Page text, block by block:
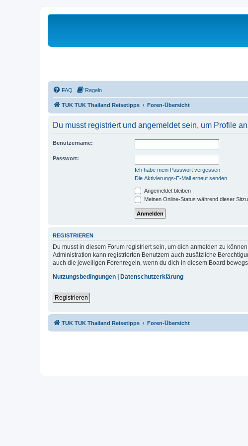
FAQ Regeln
TUK TUK Thailand Reisetipps Foren-Übersicht
Du musst registriert und angemeldet sein, um Profile
Benutzername:
Passwort:
Ich habe mein Passwort vergessen
Die Aktivierungs-E-Mail erneut senden
Angemeldet bleiben
Meinen Online-Status während dieser
REGISTRIEREN
Du musst in diesem Forum registriert sein, um dich anmelden zu
Administration kann registrierten Benutzern auch zusätzliche
auch die jeweiligen Forenregeln, wenn du dich in diesem Board
Nutzungsbedingungen
Datenschutzerklärung
Registrieren
TUK TUK Thailand Reisetipps Foren-Übersicht